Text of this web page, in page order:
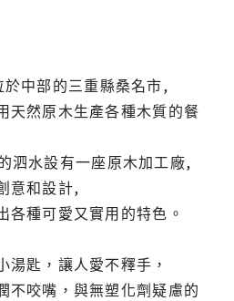
中部的三重縣桑名市,
天然原木生產各種木質的餐
泗水設有一座原木加工廠,
意和設計,
各種可愛又實用的特色。
匙，讓人愛不釋手，
不咬嘴，與無塑化劑疑慮的